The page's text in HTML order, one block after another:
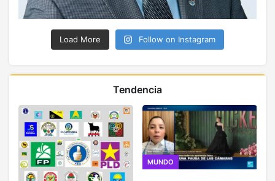
Load More Follow on Instagram
Tendencia
MUNDO